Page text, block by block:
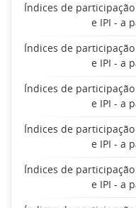
Índices de
e IPI - a
Índices de
e IPI - a
Índices de
e IPI - a
Índices de
e IPI - a
Índices de
e IPI - a